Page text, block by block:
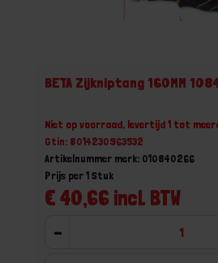
BETA Zijkniptang 160MM
Niet op voorraad, levertijd 1 tot
Gtin: 8014230963532
Artikelnummer merk: 010840266
€ 40,66 incl. BTW
Prijs per 1 Stuk
-